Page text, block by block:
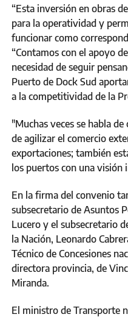
“Esta inversión en obras
para la operatividad y
funcionar como
“Contamos con el apoyo
necesidad de seguir
Puerto de Dock Sud
a la competitividad de la
"Muchas veces se habla
de agilizar el comercio
exportaciones; también
los puertos con una visión
En la firma del convenio
subsecretario de Asuntos
Lucero y el subsecretario
la Nación, Leonardo
Técnico de Concesiones
directora provincia, de
Miranda.
El ministro de Transporte